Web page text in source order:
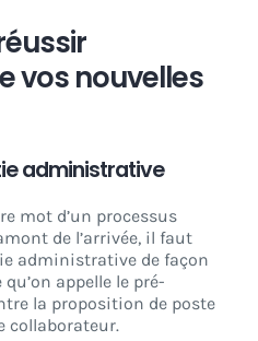
vos nouvelles
administrative
mot d’un processus
de l’arrivée, il faut
administrative de façon
appelle le pré-
la proposition de poste
collaborateur.